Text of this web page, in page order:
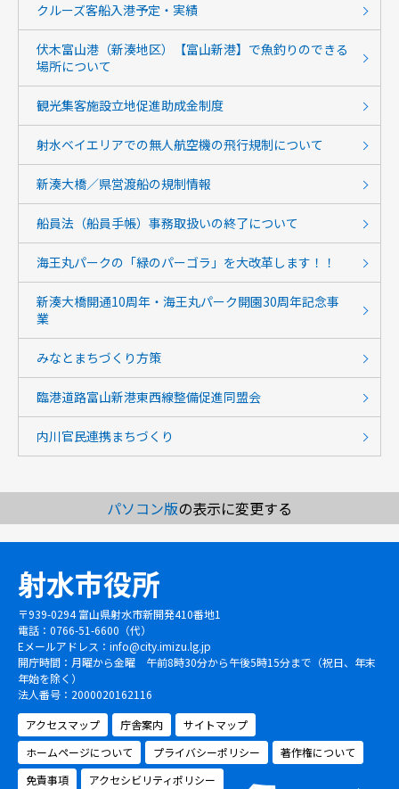
クルーズ客船入港予定・実績
伏木富山港（新湊地区）【富山新港】で魚釣りのできる
場所について
観光集客施設立地促進助成金制度
射水ベイエリアでの無人航空機の飛行規制について
新湊大橋／県営渡船の規制情報
船員法（船員手帳）事務取扱いの終了について
海王丸パークの「緑のパーゴラ」を大改革します！！
新湊大橋開通10周年・海王丸パーク開園30周年記念事
業
みなとまちづくり方策
臨港道路富山新港東西線整備促進同盟会
内川官民連携まちづくり
パソコン版の表示に変更する
射水市役所
〒939-0294 富山県射水市新開発410番地1
電話：0766-51-6600（代）
Eメールアドレス： info@city.imizu.lg.jp
開庁時間：月曜から金曜 午前8時30分から午後5時15分まで（祝日、年末
年始を除く）
法人番号：2000020162116
アクセスマップ
庁舎案内
サイトマップ
ホームページについて
プライバシーポリシー
著作権について
免責事項
アクセシビリティポリシー